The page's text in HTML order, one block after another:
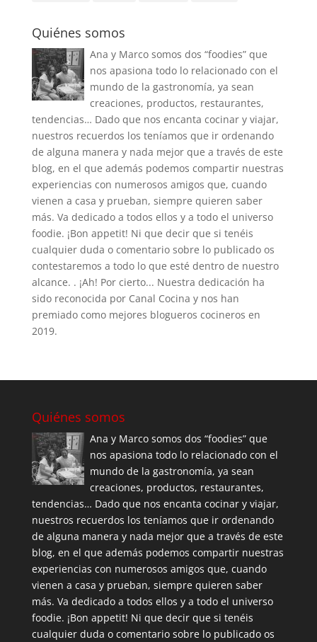
Quiénes somos
Ana y Marco somos dos “foodies” que
nos apasiona todo lo relacionado con el
mundo de la gastronomía, ya sean
creaciones, productos, restaurantes,
tendencias… Dado que nos encanta cocinar y viajar,
nuestros recuerdos los teníamos que ir ordenando
de alguna manera y nada mejor que a través de este
blog, en el que además podemos compartir nuestras
experiencias con numerosos amigos que, cuando
vienen a casa y prueban, siempre quieren saber
más. Va dedicado a todos ellos y a todo el universo
foodie. ¡Bon appetit! Ni que decir que si tenéis
cualquier duda o comentario sobre lo publicado os
contestaremos a todo lo que esté dentro de nuestro
alcance. . ¡Ah! Por cierto... Nuestra dedicación ha
sido reconocida por Canal Cocina y nos han
premiado como mejores blogueros cocineros en
2019.
Quiénes somos
Ana y Marco somos dos “foodies” que
nos apasiona todo lo relacionado con el
mundo de la gastronomía, ya sean
creaciones, productos, restaurantes,
tendencias… Dado que nos encanta cocinar y viajar,
nuestros recuerdos los teníamos que ir ordenando
de alguna manera y nada mejor que a través de este
blog, en el que además podemos compartir nuestras
experiencias con numerosos amigos que, cuando
vienen a casa y prueban, siempre quieren saber
más. Va dedicado a todos ellos y a todo el universo
foodie. ¡Bon appetit! Ni que decir que si tenéis
cualquier duda o comentario sobre lo publicado os